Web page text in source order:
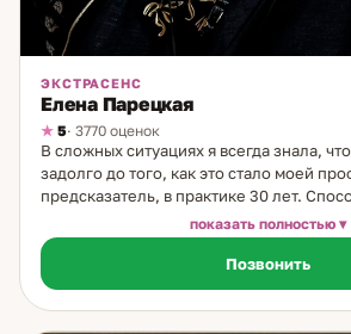
ЭКСТРАСЕНС
Елена Парецкая
5· 3770 оценок
В сложных ситуациях я всегда знала,
задолго до того, как это стало моей
предсказатель, в практике 30 лет.
проявились с детства: чувствовала
мотивы, умела влиять на ход событий —
спонтанно, потом осознанно. Первым
предсказательных практиках стал
работаю: авторская система — карты
показать полностью
Позвонить